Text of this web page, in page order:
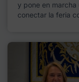
y pone en
conectar la feria